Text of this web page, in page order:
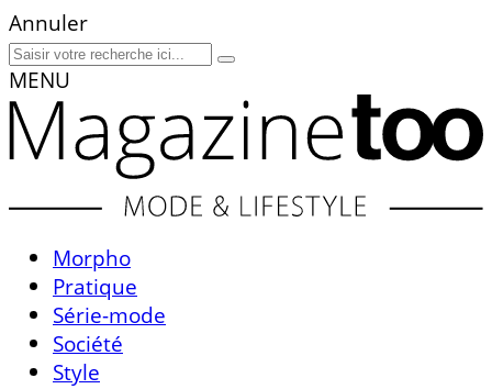
Annuler
MENU
Morpho
Pratique
Série-mode
Société
Style